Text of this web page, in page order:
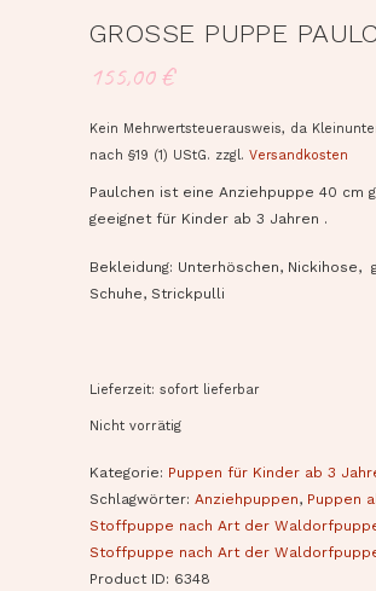
GROSSE PUPPE
155,00€
Kein Mehrwertsteuerausweis, da
nach §19 (1) UStG. zzgl. Versandkosten
Paulchen ist eine Anziehpuppe 40 cm
geeignet für Kinder ab 3 Jahren .
Bekleidung: Unterhöschen, Nickihose,
Schuhe, Strickpulli
Lieferzeit: sofort lieferbar
Nicht vorrätig
Kategorie: Puppen für Kinder ab 3
Schlagwörter: Anziehpuppen, Puppen
Stoffpuppe nach Art der
Stoffpuppe nach Art der
Product ID: 6348